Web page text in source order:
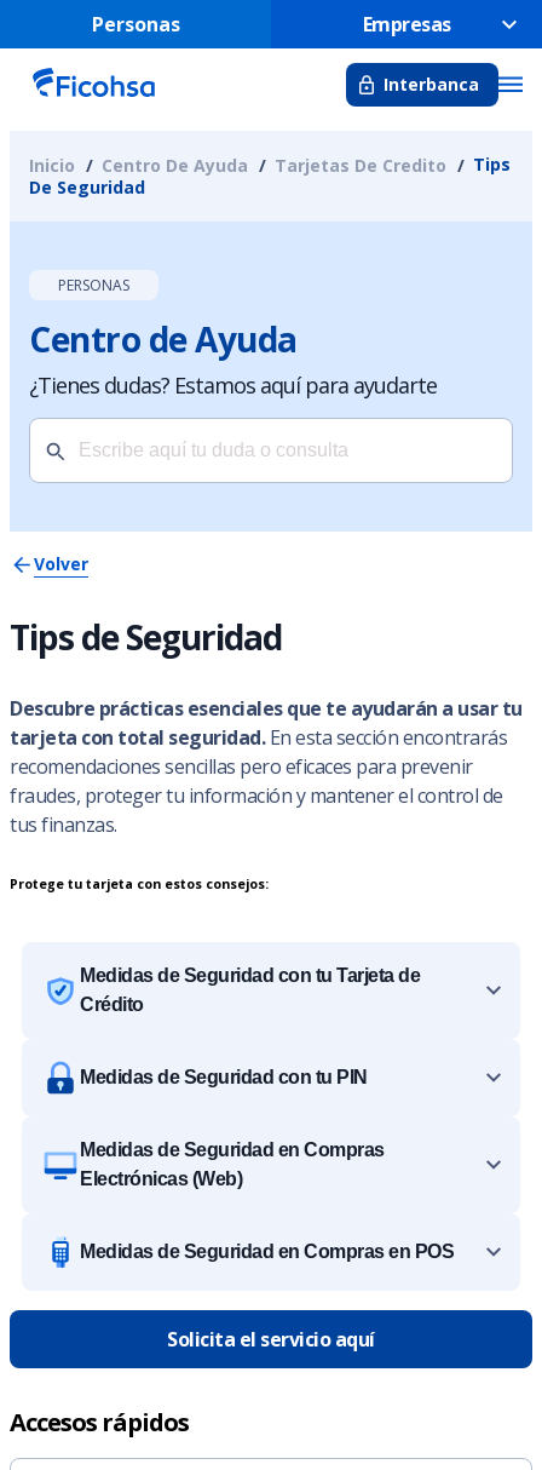
Personas Empresas
Interbanca
Inicio Centro De Ayuda Tarjetas De Credito
Tips
De Seguridad
PERSONAS
Centro de Ayuda
¿Tienes dudas? Estamos aquí para ayudarte
Volver
Tips de Seguridad
Descubre prácticas esenciales que te ayudarán a usar tu
tarjeta con total seguridad.En esta sección encontrarás
recomendaciones sencillas pero eficaces para prevenir
fraudes, proteger tu información y mantener el control de
tus finanzas.
Protege tu tarjeta con estos consejos:
Medidas de Seguridad con tu Tarjeta de
Crédito
Medidas de Seguridad con tu PIN
Medidas de Seguridad en Compras
Electrónicas (Web)
Medidas de Seguridad en Compras en POS
Solicita el servicio aquí
Accesos rápidos